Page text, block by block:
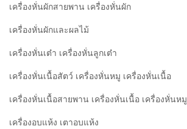
เครื่องหั่นผักสายพาน เครื่องหั่นผัก
เครื่องหั่นผักและผลไม้
เครื่องหั่นเต๋า เครื่องหั่นลูกเต๋า
เครื่องหั่นเนื้อสัตว์ เครื่องหั่นหมู เครื่องหั่นเนื้อ
เครื่องหั่นเนื้อสายพาน เครื่องหั่นเนื้อ เครื่องหั่นหมู
เครื่องอบแห้ง เตาอบแห้ง